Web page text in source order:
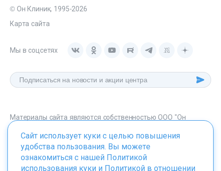
© Он Клиник, 1995-2026
Карта сайта
Мы в соцсетях
Материалы сайта являются собственностью ООО "Он
onclinic.ru запрещено в соответствии со статьей 1259 ГК. РФ.
Сайт использует куки с целью повышения
удобства пользования. Вы можете
ознакомиться с нашей Политикой
использования куки и Политикой в отношении